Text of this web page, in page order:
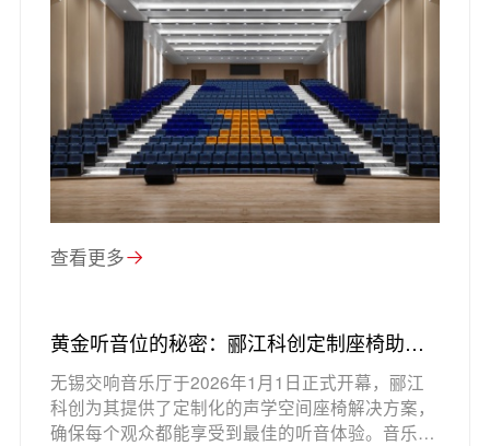
查看更多
黄金听音位的秘密：郦江科创定制座椅助阵
无锡交响音乐厅首演！
无锡交响音乐厅于2026年1月1日正式开幕，郦江
科创为其提供了定制化的声学空间座椅解决方案，
确保每个观众都能享受到最佳的听音体验。音乐厅